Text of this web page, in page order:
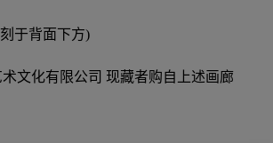
于背面下方)
文化有限公司 现藏者购自上述画廊